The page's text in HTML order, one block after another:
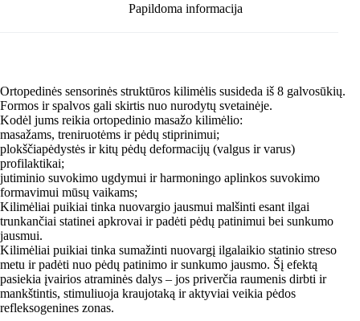
Papildoma informacija
Ortopedinės sensorinės struktūros kilimėlis susideda iš 8 galvosūkių.
Formos ir spalvos gali skirtis nuo nurodytų svetainėje.
Kodėl jums reikia ortopedinio masažo kilimėlio:
masažams, treniruotėms ir pėdų stiprinimui;
plokščiapėdystės ir kitų pėdų deformacijų (valgus ir varus)
profilaktikai;
jutiminio suvokimo ugdymui ir harmoningo aplinkos suvokimo
formavimui mūsų vaikams;
Kilimėliai puikiai tinka nuovargio jausmui malšinti esant ilgai
trunkančiai statinei apkrovai ir padėti pėdų patinimui bei sunkumo
jausmui.
Kilimėliai puikiai tinka sumažinti nuovargį ilgalaikio statinio streso
metu ir padėti nuo pėdų patinimo ir sunkumo jausmo. Šį efektą
pasiekia įvairios atraminės dalys – jos priverčia raumenis dirbti ir
mankštintis, stimuliuoja kraujotaką ir aktyviai veikia pėdos
refleksogenines zonas.